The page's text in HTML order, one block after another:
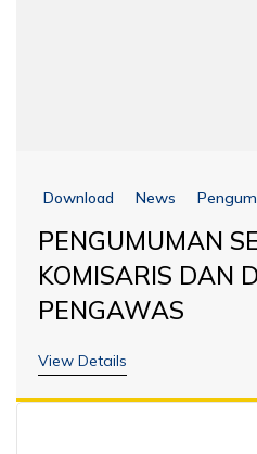
Download News
PENGUMUMAN
KOMISARIS DAN
PENGAWAS
View Details